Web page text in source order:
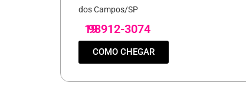
dos Campos/SP
19
98912-3074
COMO CHEGAR